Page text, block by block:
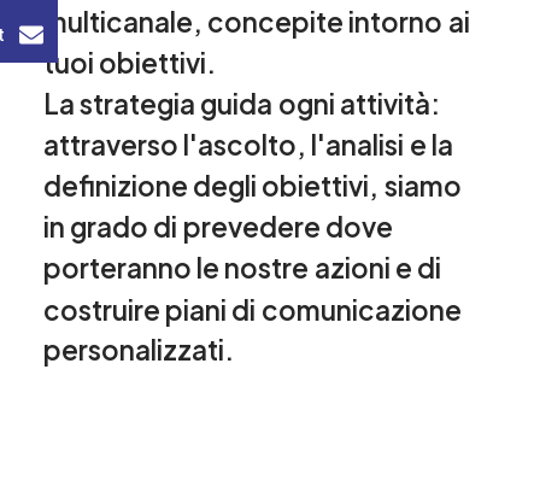
multicanale, concepite intorno ai
tuoi obiettivi.
Lastrategia guida ogni attività:
attraverso l'ascolto, l'analisi e la
definizione degli obiettivi, siamo
in grado di prevedere dove
porteranno le nostre azioni e di
costruire piani di comunicazione
personalizzati.